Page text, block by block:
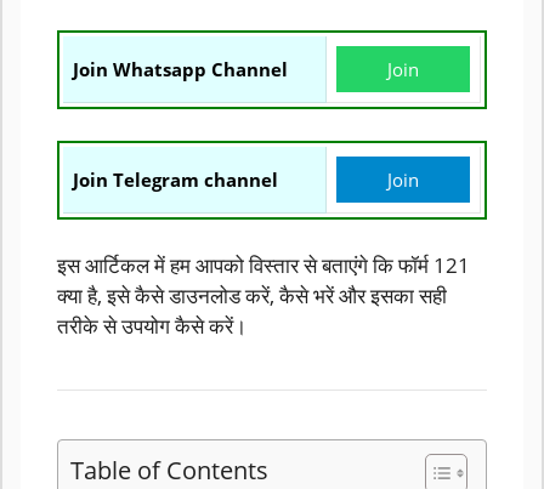
Join Whatsapp Channel Join
Join Telegram channel Join
इस आर्टिकल में हम आपको विस्तार से बताएंगे कि फॉर्म 121
क्या है, इसे कैसे डाउनलोड करें, कैसे भरें और इसका सही
तरीके से उपयोग कैसे करें।
Table of Contents